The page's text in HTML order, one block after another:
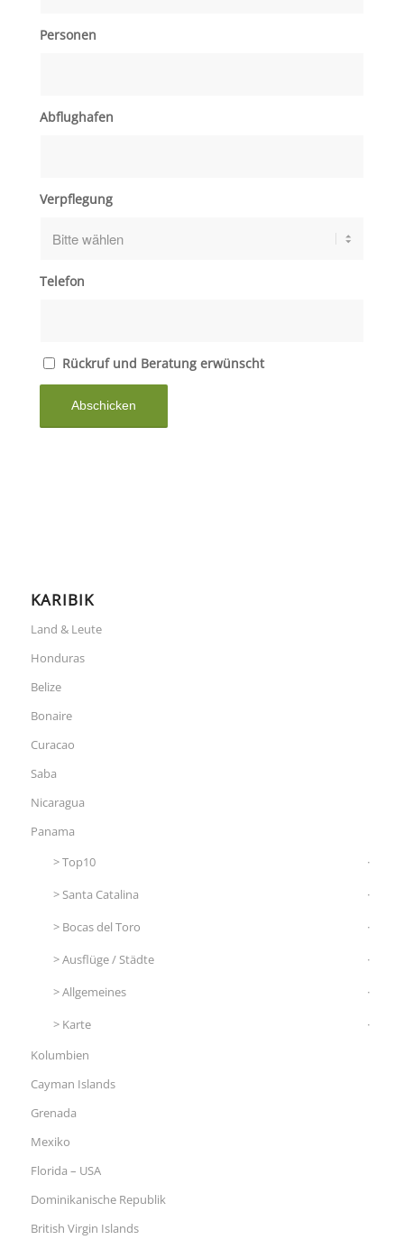
Personen
Abflughafen
Verpflegung
Telefon
Rückruf und Beratung erwünscht
KARIBIK
Land & Leute
Honduras
Belize
Bonaire
Curacao
Saba
Nicaragua
Panama
Top10
Santa Catalina
Bocas del Toro
Ausflüge / Städte
Allgemeines
Karte
Kolumbien
Cayman Islands
Grenada
Mexiko
Florida – USA
Dominikanische Republik
British Virgin Islands